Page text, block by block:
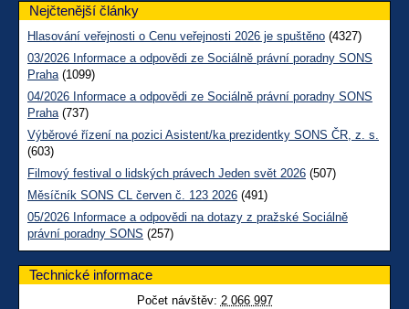
Nejčtenější články
Hlasování veřejnosti o Cenu veřejnosti 2026 je spuštěno (4327)
03/2026 Informace a odpovědi ze Sociálně právní poradny SONS
Praha(1099)
04/2026 Informace a odpovědi ze Sociálně právní poradny SONS
Praha(737)
Výběrové řízení na pozici Asistent/ka prezidentky SONS ČR, z. s.
(603)
Filmový festival o lidských právech Jeden svět 2026 (507)
Měsíčník SONS CL červen č. 123 2026 (491)
05/2026 Informace a odpovědi na dotazy z pražské Sociálně
právní poradny SONS (257)
Technické informace
Počet návštěv: 2 066 997